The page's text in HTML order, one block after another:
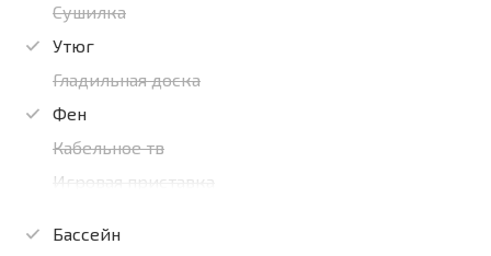
Сушилка
Утюг
Гладильная доска
Фен
Кабельное тв
Игровая приставка
Бассейн